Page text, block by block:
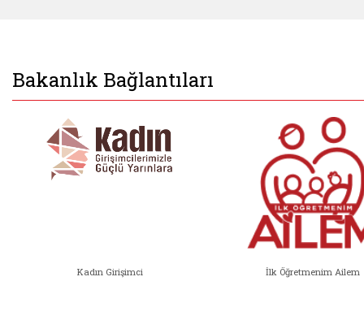
Bakanlık Bağlantıları
Kadın Girişimci İlk Öğretmenim Ailem